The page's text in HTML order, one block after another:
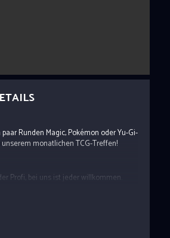
Runden Magic, Pokémon oder Yu-Gi-
monatlichen TCG-Treffen!
Profi, bei uns ist jeder willkommen.